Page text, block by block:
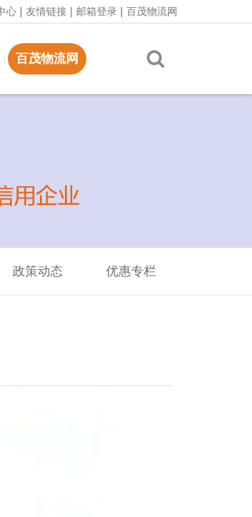
心 | 友情链接 | 邮箱登录 | 百茂物流网
百茂物流网
政策动态 优惠专栏